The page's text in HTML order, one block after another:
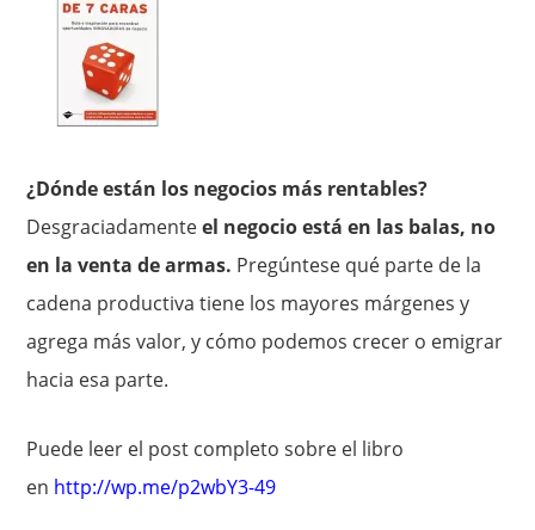
¿Dónde están los negocios más rentables?
Desgraciadamenteel negocio está en las balas, no
en la venta de armas. Pregúntese qué parte de la
cadena productiva tiene los mayores márgenes y
agrega más valor, y cómo podemos crecer o emigrar
hacia esa parte.
Puede leer el post completo sobre el libro
en http://wp.me/p2wbY3-49